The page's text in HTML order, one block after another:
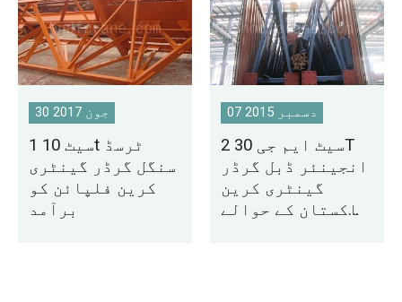
30 جون 2017
1 سیٹ 10t ٹرسڈ
سنگل گرڈر گینٹری
کرین فلپائن کو
برآمد
07 دسمبر 2015
2 سیٹ ایم جی 30T
انجینئر ڈبل گرڈر
گینٹری کرین
پاکستان کے حوالے